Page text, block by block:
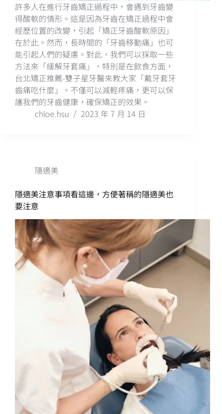
許多人在進行牙齒矯正過程中，會遇到牙齒變
得酸軟的情形。這是因為牙齒在矯正過程中會
經歷位置的改變，引起「矯正牙齒酸軟原因」
在於此。然而，長時間的「牙齒移動痛」也可
能引起人們的疑慮。對此，我們可以採取一些
方法來「緩解牙套痛」，特別是在飲食方面，
台北矯正推薦-雙子星牙醫來教大家「戴牙套牙
齒痛吃什麼」。不僅可以減輕疼痛，更可以保
護我們的牙齒健康，確保矯正的效果。
chloe.hsu
2023 年 7 月 14 日
隱適美
隱適美注意事項看這邊，方便著稱的隱適美也
要注意